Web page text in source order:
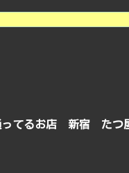
ってるお店 新宿 たつ